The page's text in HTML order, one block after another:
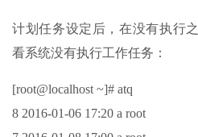
计划任务设定后，在没有执行
看系统没有执行工作任务：
[root@localhost ~]# atq
8 2016-01-06 17:20 a root